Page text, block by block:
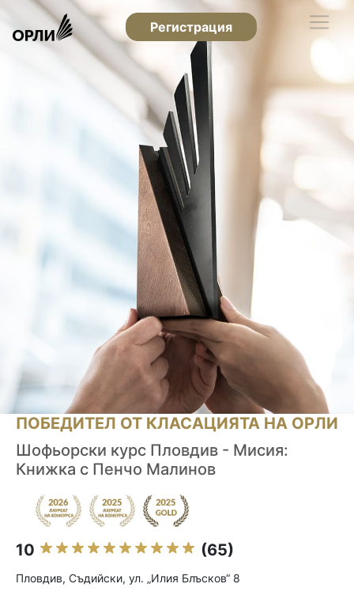
Регистрация
ПОБЕДИТЕЛ ОТ КЛАСАЦИЯТА НА ОРЛИ
Шофьорски курс Пловдив - Мисия:
Книжка с Пенчо Малинов
10 (65)
Пловдив, Съдийски, ул. „Илия Блъсков“ 8